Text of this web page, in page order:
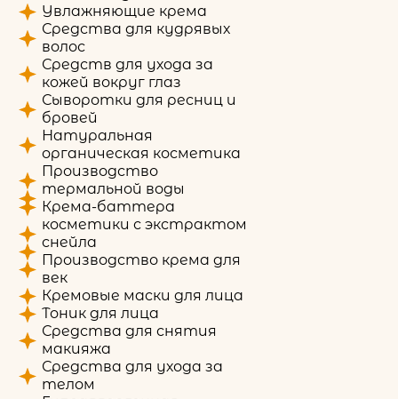
Увлажняющие крема
Средства для кудрявых
волос
Средств для ухода за
кожей вокруг глаз
Сыворотки для ресниц и
бровей
Натуральная
органическая косметика
Производство
термальной воды
Крема-баттера
косметики с экстрактом
снейла
Производство крема для
век
Кремовые маски для лица
Тоник для лица
Средства для снятия
макияжа
Средства для ухода за
телом